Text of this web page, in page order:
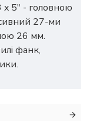
x 5" - головною
27-ми
26 мм.
фанк,